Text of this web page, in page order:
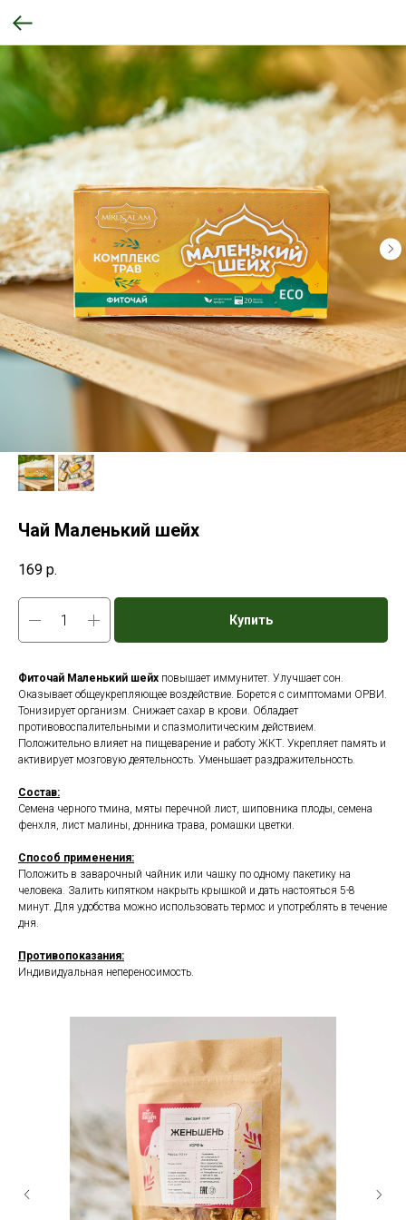
Чай Маленький шейх
169 р.
Купить
Фиточай Маленький шейх повышает иммунитет. Улучшает сон.
Оказывает общеукрепляющее воздействие. Борется с симптомами ОРВИ.
Тонизирует организм. Снижает сахар в крови. Обладает
противовоспалительными и спазмолитическим действием.
Положительно влияет на пищеварение и работу ЖКТ. Укрепляет память и
активирует мозговую деятельность. Уменьшает раздражительность.
Состав:
Семена черного тмина, мяты перечной лист, шиповника плоды, семена
фенхля, лист малины, донника трава, ромашки цветки.
Способ применения:
Положить в заварочный чайник или чашку по одному пакетику на
человека. Залить кипятком накрыть крышкой и дать настояться 5-8
минут. Для удобства можно использовать термос и употреблять в течение
дня.
Противопоказания:
Индивидуальная непереносимость.